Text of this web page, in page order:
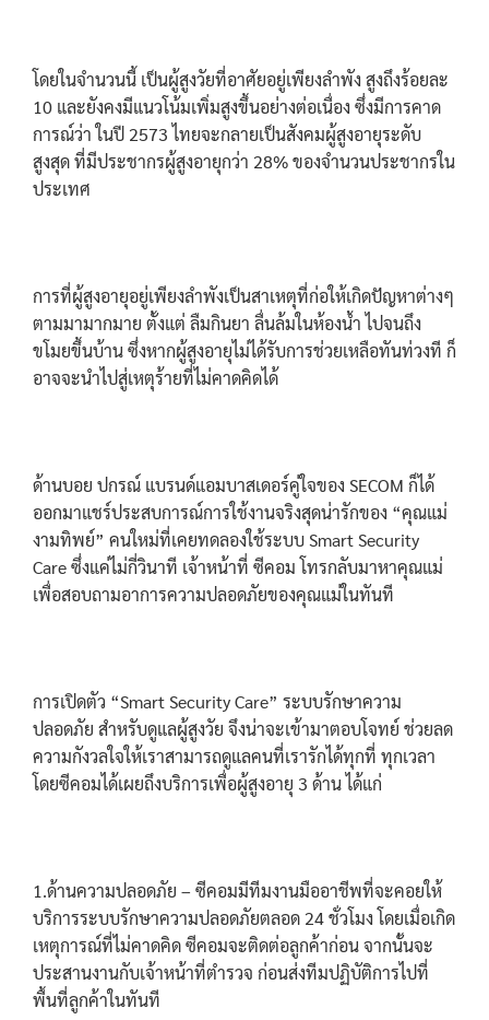
โดยในจำนวนนี้ เป็นผู้สูงวัยที่อาศัยอยู่เพียงลำพัง สูงถึงร้อยละ
10 และยังคงมีแนวโน้มเพิ่มสูงขึ้นอย่างต่อเนื่อง ซึ่งมีการคาด
การณ์ว่า ในปี 2573 ไทยจะกลายเป็นสังคมผู้สูงอายุระดับ
สูงสุด ที่มีประชากรผู้สูงอายุกว่า 28% ของจำนวนประชากรใน
ประเทศ
การที่ผู้สูงอายุอยู่เพียงลำพังเป็นสาเหตุที่ก่อให้เกิดปัญหาต่างๆ
ตามมามากมาย ตั้งแต่ ลืมกินยา ลื่นล้มในห้องน้ำ ไปจนถึง
ขโมยขึ้นบ้าน ซึ่งหากผู้สูงอายุไม่ได้รับการช่วยเหลือทันท่วงที ก็
อาจจะนำไปสู่เหตุร้ายที่ไม่คาดคิดได้
ด้านบอย ปกรณ์ แบรนด์แอมบาสเดอร์คู่ใจของ SECOM ก็ได้
ออกมาแชร์ประสบการณ์การใช้งานจริงสุดน่ารักของ “คุณแม่
งามทิพย์” คนใหม่ที่เคยทดลองใช้ระบบ Smart Security
Care ซึ่งแค่ไม่กี่วินาที เจ้าหน้าที่ ซีคอม โทรกลับมาหาคุณแม่
เพื่อสอบถามอาการความปลอดภัยของคุณแม่ในทันที
การเปิดตัว “Smart Security Care” ระบบรักษาความ
ปลอดภัย สำหรับดูแลผู้สูงวัย จึงน่าจะเข้ามาตอบโจทย์ ช่วยลด
ความกังวลใจให้เราสามารถดูแลคนที่เรารักได้ทุกที่ ทุกเวลา
โดยซีคอมได้เผยถึงบริการเพื่อผู้สูงอายุ 3 ด้าน ได้แก่
1.ด้านความปลอดภัย – ซีคอมมีทีมงานมืออาชีพที่จะคอยให้
บริการระบบรักษาความปลอดภัยตลอด 24 ชั่วโมง โดยเมื่อเกิด
เหตุการณ์ที่ไม่คาดคิด ซีคอมจะติดต่อลูกค้าก่อน จากนั้นจะ
ประสานงานกับเจ้าหน้าที่ตำรวจ ก่อนส่งทีมปฏิบัติการไปที่
พื้นที่ลูกค้าในทันที